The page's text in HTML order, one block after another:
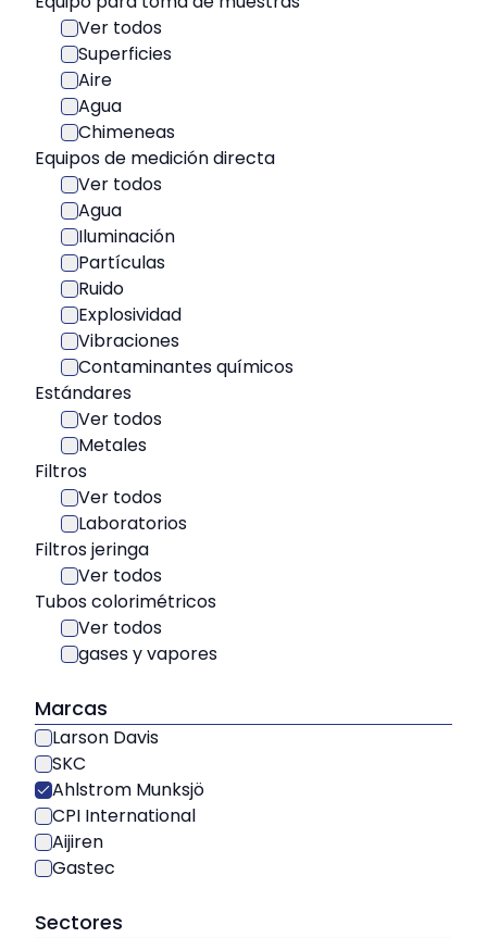
Ver todos
Superficies
Aire
Agua
Chimeneas
Equipos de medición directa
Ver todos
Agua
Iluminación
Partículas
Ruido
Explosividad
Vibraciones
Contaminantes químicos
Estándares
Ver todos
Metales
Filtros
Ver todos
Laboratorios
Filtros jeringa
Ver todos
Tubos colorimétricos
Ver todos
gases y vapores
Marcas
Larson Davis
SKC
Ahlstrom Munksjö
CPI International
Aijiren
Gastec
Sectores